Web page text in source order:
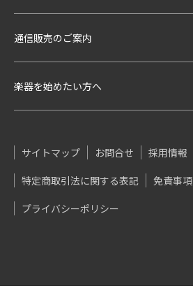
通信販売のご案内
楽器を始めたい方へ
サイトマップ お問合せ
採用情報
特定商取引法に関する表記
免責事項
プライバシーポリシー